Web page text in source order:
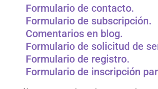
Formulario de contacto.
Formulario de subscripción.
Comentarios en blog.
Formulario de solicitud de
Formulario de registro.
Formulario de inscripción